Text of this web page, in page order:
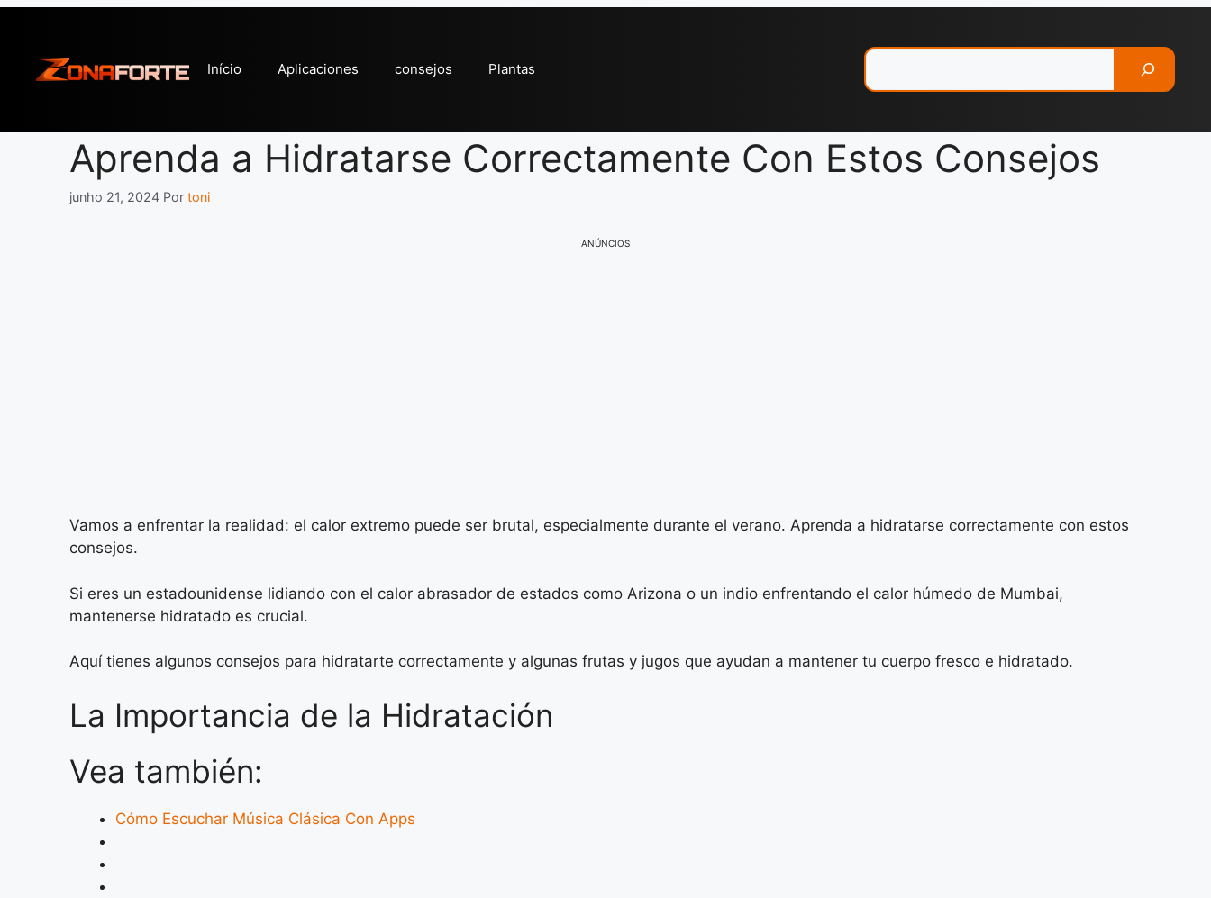
conteúdo
Início Aplicaciones consejos Plantas
Aprenda a Hidratarse Correctamente Con Estos Consejos
junho 21, 2024 Por toni
ANÚNCIOS
Vamos a enfrentar la realidad: el calor extremo puede ser brutal, especialmente durante el verano. Aprenda a hidratarse correctamente con estos
consejos.
Si eres un estadounidense lidiando con el calor abrasador de estados como Arizona o un indio enfrentando el calor húmedo de Mumbai,
mantenerse hidratado es crucial.
Aquí tienes algunos consejos para hidratarte correctamente y algunas frutas y jugos que ayudan a mantener tu cuerpo fresco e hidratado.
La Importancia de la Hidratación
Vea también:
Cómo Escuchar Música Clásica Con Apps